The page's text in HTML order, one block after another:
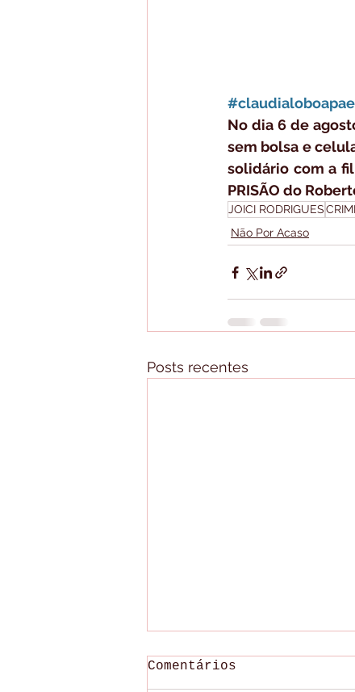
#claudialoboapae
No dia 6 de
sem bolsa e
solidário com a
PRISÃO do
JOICI RODRIGUES
Não Por Acaso
Posts recentes
Comentários